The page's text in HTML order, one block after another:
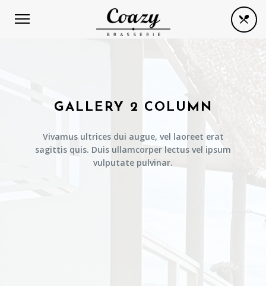
GALLERY 2 COLUMN
Vivamus ultrices dui augue, vel laoreet erat
sagittis quis. Duis ullamcorper lectus vel ipsum
vulputate pulvinar.